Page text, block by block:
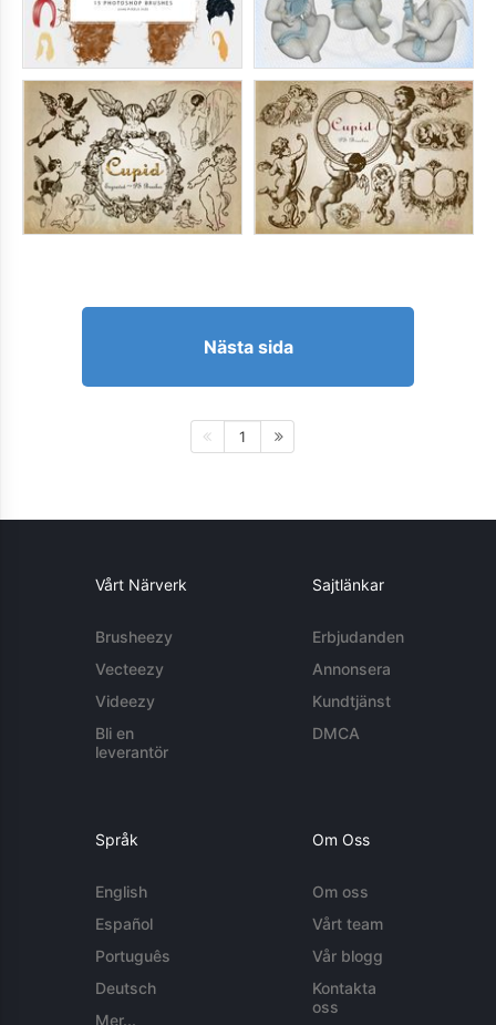
Nästa sida
1
Vårt Närverk
Brusheezy
Vecteezy
Videezy
Bli en
leverantör
Sajtlänkar
Erbjudanden
Annonsera
Kundtjänst
DMCA
Språk
English
Español
Português
Deutsch
Mer...
Om Oss
Om oss
Vårt team
Vår blogg
Kontakta
oss